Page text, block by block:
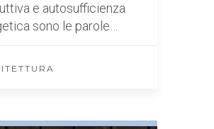
e autosufficienza
sono le parole…